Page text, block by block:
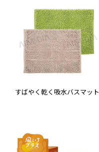
すばやく乾く吸水バスマット